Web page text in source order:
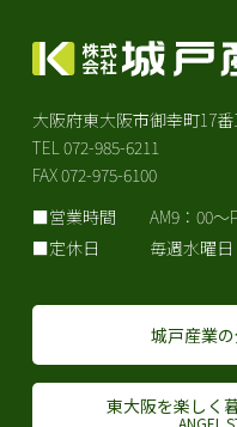
大阪府東大阪市御幸町17番
TEL 072-985-6211
FAX 072-975-6100
営業時間
AM9：00～
定休日
毎週水曜日
城戸産業
東大阪を楽しく
ANGEL